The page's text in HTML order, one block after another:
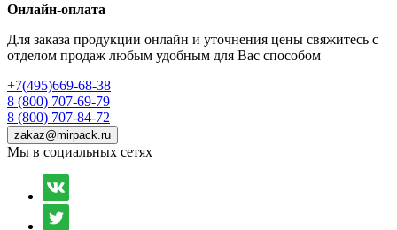
Онлайн-оплата
Для заказа продукции онлайн и уточнения цены свяжитесь с
отделом продаж любым удобным для Вас способом
+7(495)669-68-38
8 (800) 707-69-79
8 (800) 707-84-72
zakaz@mirpack.ru
Мы в социальных сетях